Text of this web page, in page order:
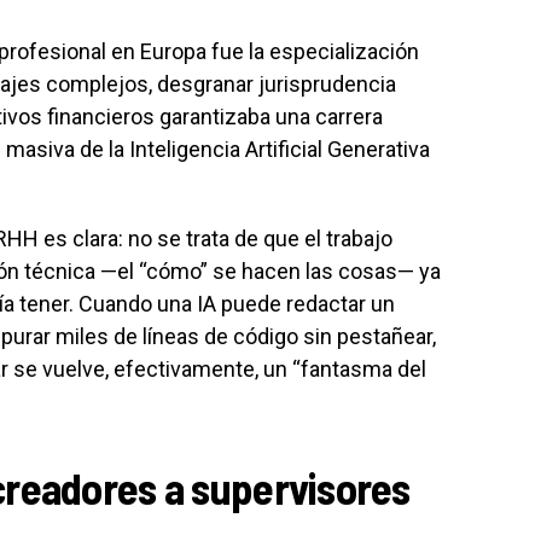
en Europa fue la especialización
complejos, desgranar jurisprudencia
financieros garantizaba una carrera
de la Inteligencia Artificial Generativa
es clara: no se trata de que el trabajo
técnica —el “cómo” se hacen las cosas— ya
tener. Cuando una IA puede redactar un
miles de líneas de código sin pestañear,
vuelve, efectivamente, un “fantasma del
a supervisores